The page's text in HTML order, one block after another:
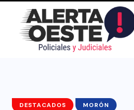
DESTACADOS MORÓN